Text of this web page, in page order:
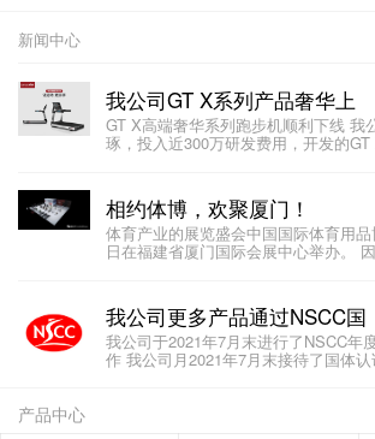
新闻中心
我公司GT X系列产品奢华上
GT X高端奢华系列跑步机顺利下线 我
琢，投入近300万研发费用，开发的
相约体博，欢聚厦门！
体育产业的展览盛会中国国际体育用
日在福建省厦门国际会展中心举办。
我公司更多产品通过NSCC国
我公司于2021年7月末进行了NSCC年
作 我公司月2021年7月末接待了国体
产品中心